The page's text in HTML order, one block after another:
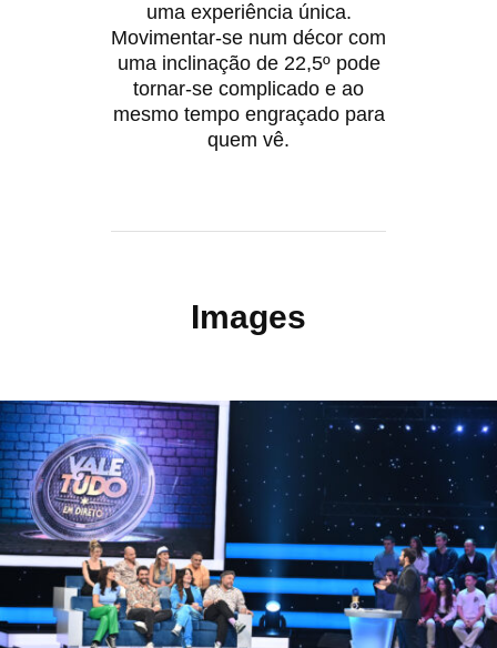
uma experiência única.
Movimentar-se num décor com
uma inclinação de 22,5º pode
tornar-se complicado e ao
mesmo tempo engraçado para
quem vê.
Images